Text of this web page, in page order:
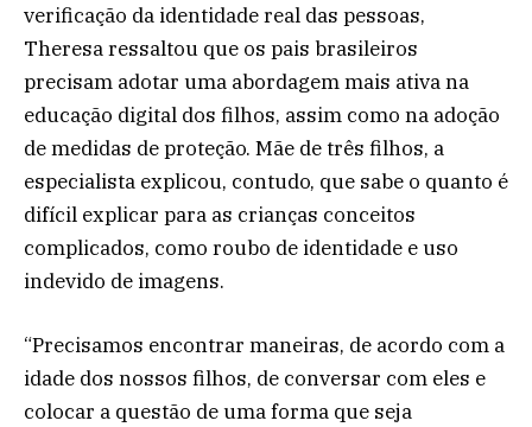
verificação da identidade real das pessoas,
Theresa ressaltou que os pais brasileiros
precisam adotar uma abordagem mais ativa na
educação digital dos filhos, assim como na adoção
de medidas de proteção. Mãe de três filhos, a
especialista explicou, contudo, que sabe o quanto é
difícil explicar para as crianças conceitos
complicados, como roubo de identidade e uso
indevido de imagens.
“Precisamos encontrar maneiras, de acordo com a
idade dos nossos filhos, de conversar com eles e
colocar a questão de uma forma que seja